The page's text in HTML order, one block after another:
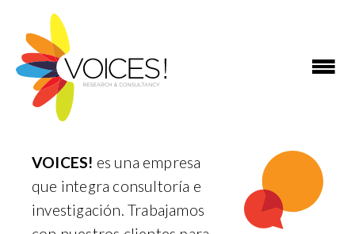
VOICES! es una empresa
que integra consultoría e
investigación. Trabajamos